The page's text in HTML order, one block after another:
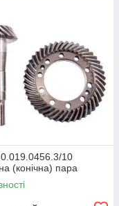
10
(конічна) пара